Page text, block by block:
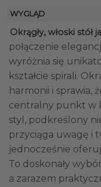
WYGLĄD
Okrągły, włoski stół
połączenie
wyróżnia się
kształcie spirali.
harmonii i sprawia,
centralny punkt w
styl, podkreślony
przyciąga uwagę i
jednocześnie
To doskonały
a zarazem